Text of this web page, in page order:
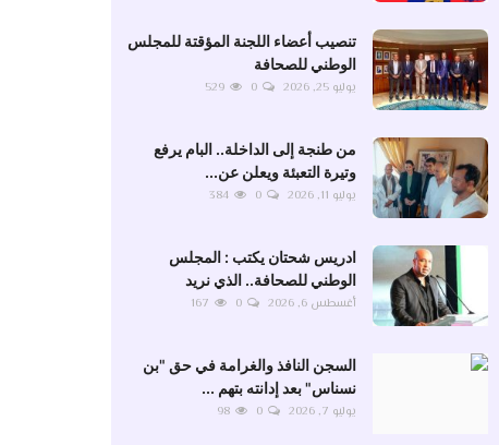
تنصيب أعضاء اللجنة المؤقتة للمجلس
الوطني للصحافة
يوليو 25, 2026
0
529
من طنجة إلى الداخلة.. البام يرفع
وتيرة التعبئة ويعلن عن...
يوليو 11, 2026
0
384
ادريس شحتان يكتب : المجلس
الوطني للصحافة.. الذي نريد
أغسطس 6, 2026
0
167
السجن النافذ والغرامة في حق "بن
نسناس" بعد إدانته بتهم ...
يوليو 7, 2026
0
98